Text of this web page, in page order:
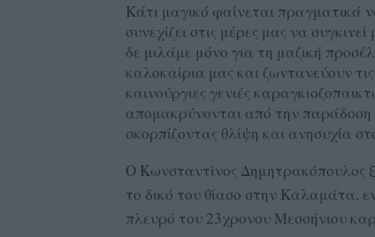
Κάτι μαγικό φαίνεται πραγματικά
συνεχίζει στις μέρες μας να
δε μιλάμε μόνο για τη μαζική
καλοκαίρια μας και ζωντανεύουν
καινούργιες γενιές
απομακρύνονται από την παράδοση
σκορπίζοντας θλίψη και ανησυχία
Ο Κωνσταντίνος Δημητρακόπουλος
το δικό του θίασο στην Καλαμάτα,
πλευρό του 23χρονου Μεσσήνιου